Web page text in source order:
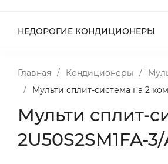
НЕДОРОГИЕ КОНДИЦИОНЕРЫ
Главная / Кондиционеры /
/
Мульти сплит-система на 2
Мульти сплит-
2U50S2SM1FA-